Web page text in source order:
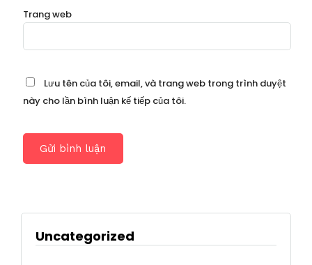
Trang web
Lưu tên của tôi, email, và trang web trong trình duyệt
này cho lần bình luận kế tiếp của tôi.
Uncategorized